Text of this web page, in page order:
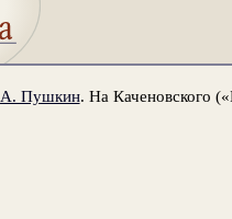
А. Пушкин. На Каченовского